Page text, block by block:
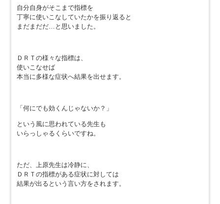
自分自身がそこまで指標を
丁寧に使いこなしていたかを振り返ると
まだまだだ…と思いました。
ＤＲＴの様々な指標は、
使いこなせば
本当に多様な症状へ結果を出せます。
「何にでも効くんじゃないか？」
という風に思われている先生も
いらっしゃるくらいですね。
ただ、上原先生は冷静に、
ＤＲＴの指標がある症状に対しては
結果が出るという言い方をされます。